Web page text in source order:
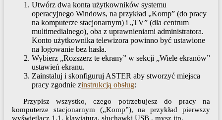
Utwórz dwa konta użytkowników systemu
operacyjnego Windows, na przykład „Komp” (do pracy
na komputerze stacjonarnym) i „TV” (dla centrum
multimedialnego), oba z uprawnieniami administratora.
Konto użytkownika telewizora powinno być ustawione
na logowanie bez hasła.
Wybierz „Rozszerz te ekrany” w sekcji „Wiele ekranów”
ustawień ekranu.
Zainstaluj i skonfiguruj ASTER aby stworzyć miejsca
pracy zgodnie zinstrukcją obsług:
Przypisz wszystko, czego potrzebujesz do pracy na
komputerze stacjonarnym („Komp”), na przykład pierwszy
wyświetlacz 1.1, klawiatura, słuchawki USB , mysz itp.